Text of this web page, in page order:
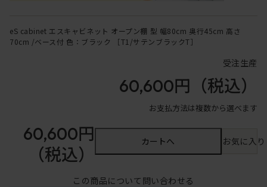
eS cabinet エスキャビネット オープン棚 型 幅80cm 奥行45cm 高さ
70cm /ベース付 色：ブラック ［T1/サテンブラックT］
受注生産
60,600円 （税込）
お支払方法は複数から選べます
60,600円
（税込）
カートへ お気に入
この商品について問い合わせる